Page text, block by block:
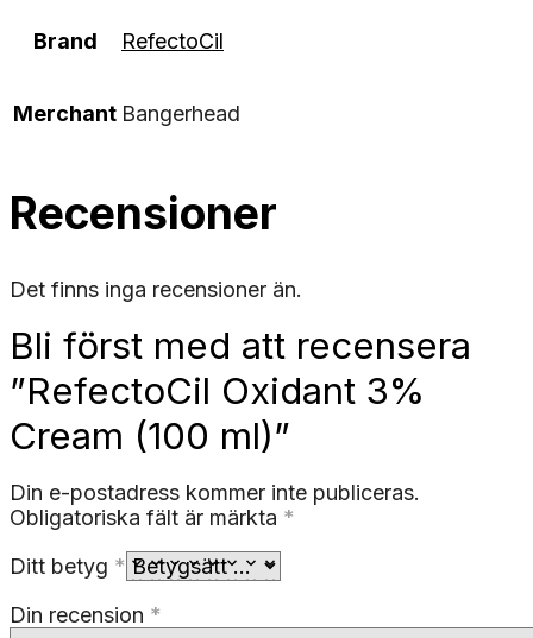
Brand RefectoCil
Merchant Bangerhead
Recensioner
Det finns inga recensioner än.
Bli först med att recensera
”RefectoCil Oxidant 3%
Cream (100 ml)”
Din e-postadress kommer inte publiceras.
Obligatoriska fält är märkta *
Ditt betyg *
Din recension *